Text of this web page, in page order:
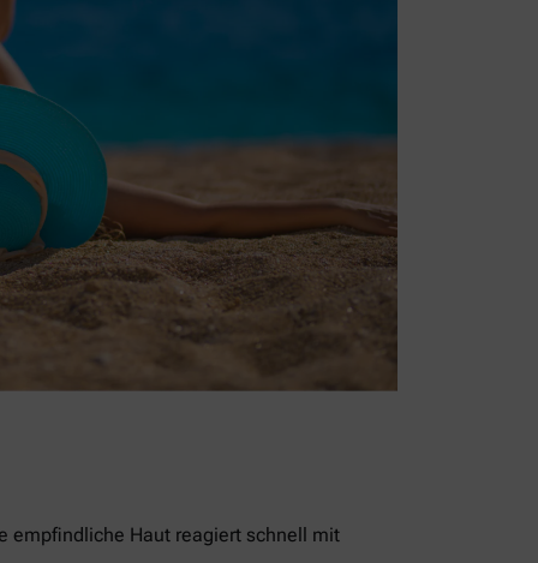
empfindliche Haut reagiert schnell mit